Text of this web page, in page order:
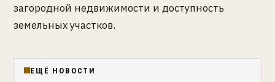
загородной недвижимости и доступность
земельных участков.
ЕЩЁ НОВОСТИ